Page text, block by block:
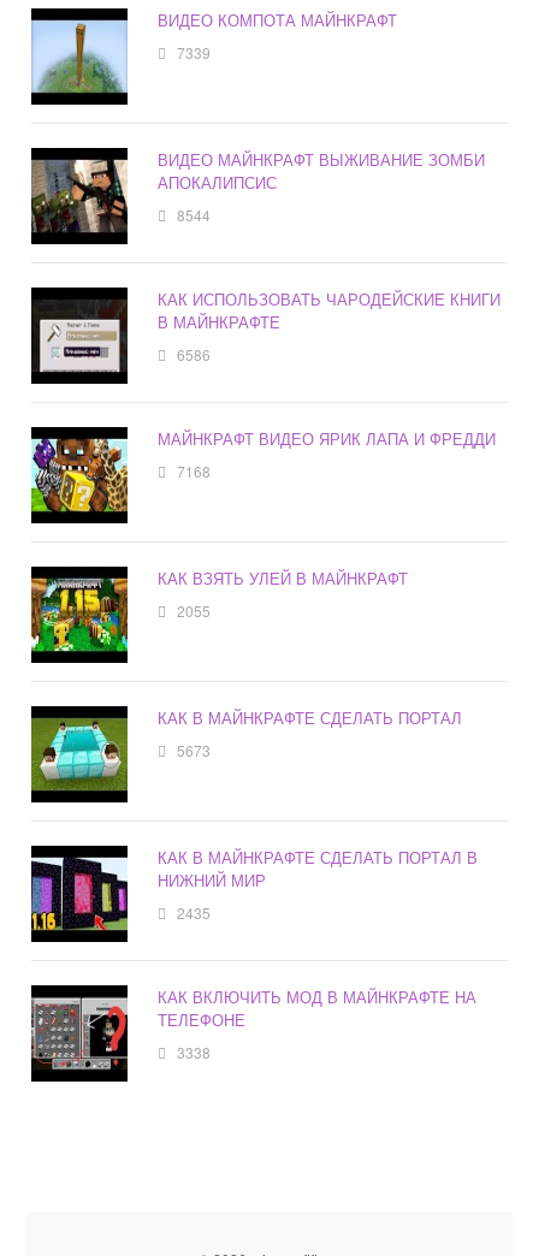
ВИДЕО КОМПОТА МАЙНКРАФТ
7339
ВИДЕО МАЙНКРАФТ ВЫЖИВАНИЕ ЗОМБИ
АПОКАЛИПСИС
8544
КАК ИСПОЛЬЗОВАТЬ ЧАРОДЕЙСКИЕ КНИГИ
В МАЙНКРАФТЕ
6586
МАЙНКРАФТ ВИДЕО ЯРИК ЛАПА И ФРЕДДИ
7168
КАК ВЗЯТЬ УЛЕЙ В МАЙНКРАФТ
2055
КАК В МАЙНКРАФТЕ СДЕЛАТЬ ПОРТАЛ
5673
КАК В МАЙНКРАФТЕ СДЕЛАТЬ ПОРТАЛ В
НИЖНИЙ МИР
2435
КАК ВКЛЮЧИТЬ МОД В МАЙНКРАФТЕ НА
ТЕЛЕФОНЕ
3338